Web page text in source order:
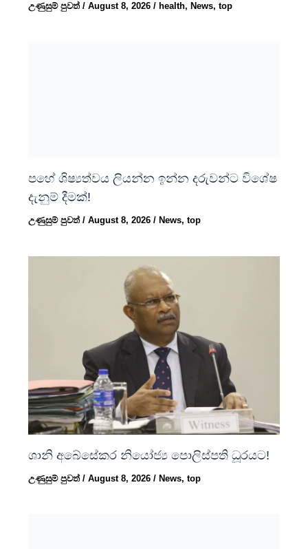
උණුසුම් පුවත්/August 8, 2026/ health, News,top
පහේ ශිෂ්‍යත්වය ලියන්න ඉන්න දරුවන්ට විශේෂ
දැනුම් දීමක්!
උණුසුම් පුවත්/August 8, 2026/ News,top
ශානි අබේසේකර නියෝජ්‍ය පොලිස්පති ධූරයට!
උණුසුම් පුවත්/August 8, 2026/ News,top